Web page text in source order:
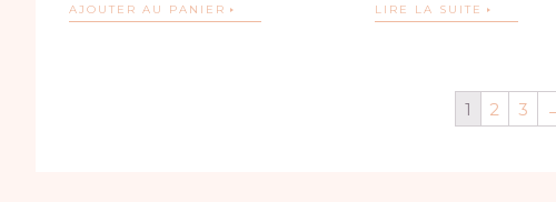
AJOUTER AU PANIER LIRE LA SUITE
1 2 3